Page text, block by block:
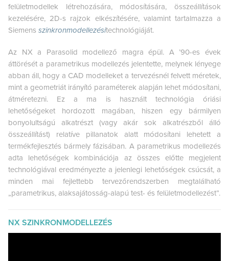
felületmodellek létrehozására, módosítására, összeállítások
kezelésére, 2D-s rajzok elkészítésére, valamint tartalmazza a
Siemens szinkronmodellezésitechnológiáját.
Az NX a Parasolid modellező magra épül. A ’90-es évek
áttörését a parametrikus modellezés jelentette, melynek lényege
abban áll, hogy a CAD modelleket a tervezésnél felvett méretek,
mint a geometriát irányító paraméterek alapján lehet módosítani,
átméretezni. Ez a ma is használt technológia óriási
lehetőségeket hordozott magában, hiszen egy bármilyen
bonyolultságú alkatrészt (vagy akár sok alkatrészből álló
összeállítást) relatíve pillanatok alatt módosítani lehetett a
termékfejlesztés bármely fázisában. A parametrikus modellezés
adta lehetőségek kombinációja az összes előtte megjelent
technológiával eredményezte a jelenlegi lehetőségek csúcsát, a
minden mai fejlettebb tervezőrendszerben megtalálható
„parametrikus, alaksajátosság-alapú test- és felületmodellezést”.
NX SZINKRONMODELLEZÉS